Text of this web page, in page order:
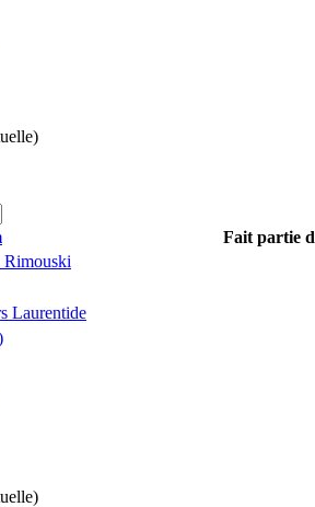
Fait partie
Rimouski
Laurentide